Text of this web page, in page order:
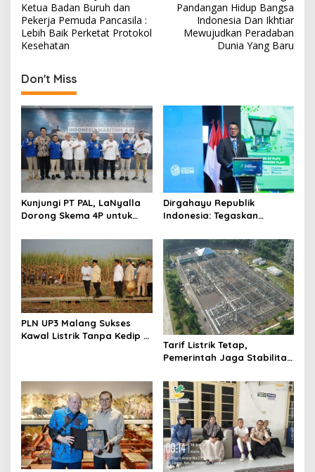
o
s
t
a
v
i
g
a
t
i
o
n
Ketua Badan Buruh dan
Pekerja Pemuda Pancasila :
Lebih Baik Perketat Protokol
Kesehatan
Pandangan Hidup Bangsa
Indonesia Dan Ikhtiar
Mewujudkan Peradaban
Dunia Yang Baru
Don't Miss
Kunjungi PT PAL, LaNyalla
Dorong Skema 4P untuk
Nasional
Dirgahayu Republik
Indonesia: Tegaskan
Ekosistem Hidrogen
Nasional
PLN UP3 Malang Sukses
Kawal Listrik Tanpa Kedip di
Tarif Listrik Tetap,
Pemerintah Jaga Stabilitas